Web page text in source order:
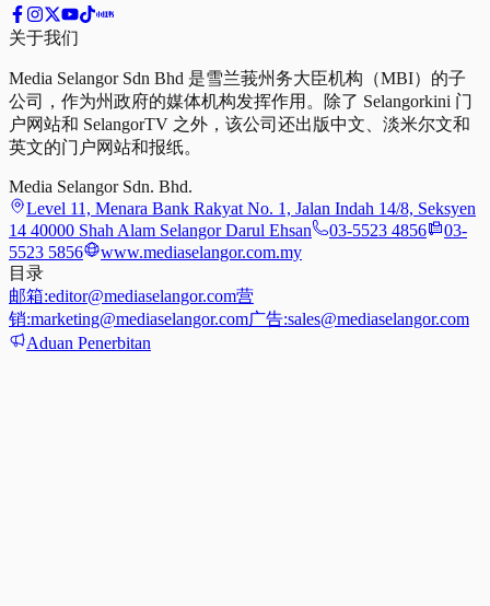
关于我们
Media Selangor Sdn Bhd 是雪兰莪州务大臣机构（MBI）的子
公司，作为州政府的媒体机构发挥作用。除了 Selangorkini 门
户网站和 SelangorTV 之外，该公司还出版中文、淡米尔文和
英文的门户网站和报纸。
Media Selangor Sdn. Bhd.
Level 11, Menara Bank Rakyat No. 1, Jalan Indah 14/8, Seksyen
14 40000 Shah Alam Selangor Darul Ehsan
03-5523 4856
03-
5523 5856
www.mediaselangor.com.my
目录
邮箱:editor@mediaselangor.com营
销:marketing@mediaselangor.com广告:sales@mediaselangor.com
Aduan Penerbitan